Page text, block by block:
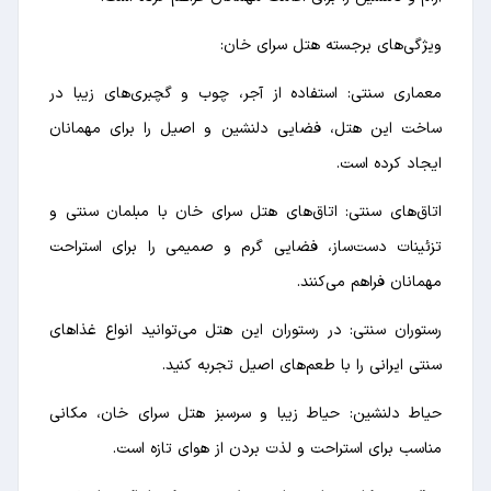
ویژگی‌های برجسته هتل سرای خان:
معماری سنتی: استفاده از آجر، چوب و گچبری‌های زیبا در
ساخت این هتل، فضایی دلنشین و اصیل را برای مهمانان
ایجاد کرده است.
اتاق‌های سنتی: اتاق‌های هتل سرای خان با مبلمان سنتی و
تزئینات دست‌ساز، فضایی گرم و صمیمی را برای استراحت
مهمانان فراهم می‌کنند.
رستوران سنتی: در رستوران این هتل می‌توانید انواع غذاهای
سنتی ایرانی را با طعم‌های اصیل تجربه کنید.
حیاط دلنشین: حیاط زیبا و سرسبز هتل سرای خان، مکانی
مناسب برای استراحت و لذت بردن از هوای تازه است.